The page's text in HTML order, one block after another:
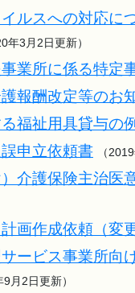
ルスへの対応に
年3月2日更新）
業所に係る特定
報酬改定等のお
福祉用具貸与の
申立依頼書 （
）介護保険主治
画作成依頼（変
サービス事業所
9月2日更新）